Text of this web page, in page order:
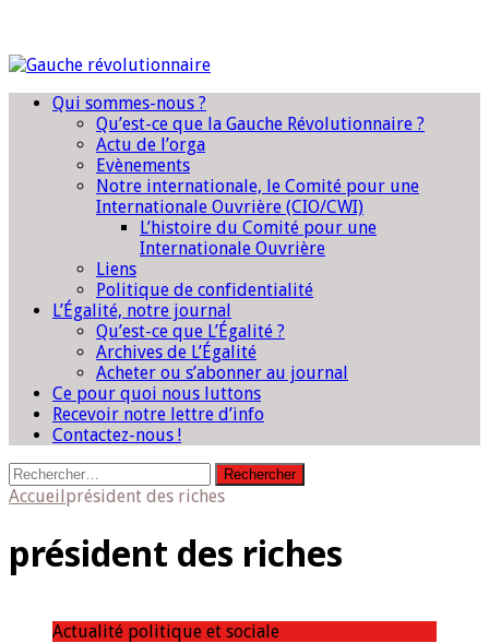
Qui sommes-nous ?
Qu’est-ce que la Gauche Révolutionnaire ?
Actu de l’orga
Evènements
Notre internationale, le Comité pour une
Internationale Ouvrière (CIO/CWI)
L’histoire du Comité pour une
Internationale Ouvrière
Liens
Politique de confidentialité
L’Égalité, notre journal
Qu’est-ce que L’Égalité ?
Archives de L’Égalité
Acheter ou s’abonner au journal
Ce pour quoi nous luttons
Recevoir notre lettre d’info
Contactez-nous !
Rechercher :
Accueilprésident des riches
président des riches
Actualité politique et sociale